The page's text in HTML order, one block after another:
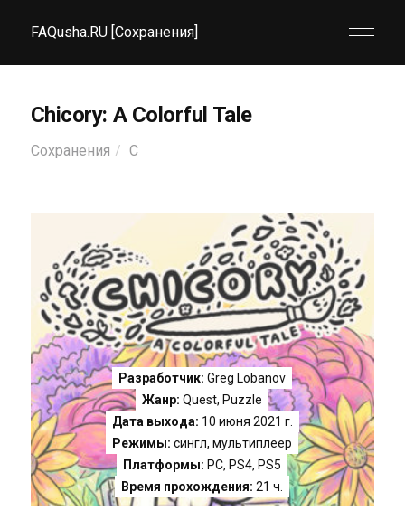
FAQusha.RU [Сохранения]
Chicory: A Colorful Tale
Сохранения C
Разработчик: Greg Lobanov
Жанр: Quest, Puzzle
Дата выхода: 10 июня 2021 г.
Режимы: сингл, мультиплеер
Платформы: PC, PS4, PS5
Время прохождения: 21 ч.